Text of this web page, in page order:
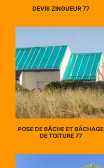
DEVIS ZINGUEUR 77
POSE DE BÂCHE ET BÂCHAGE
DE TOITURE 77